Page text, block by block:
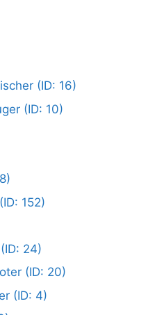
(ID: 16)
(ID: 10)
152)
24)
(ID: 20)
(ID: 4)